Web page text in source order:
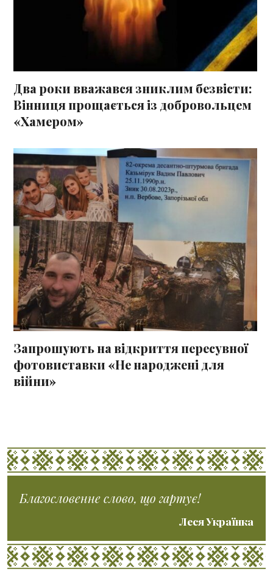
Два роки вважався зниклим безвісти:
Вінниця прощається із добровольцем
«Хамером»
Запрошують на відкриття пересувної
фотовиставки «Не народжені для
війни»
Благословенне слово, що гартує!
Леся Українка